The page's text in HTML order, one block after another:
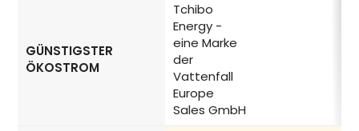
GÜNSTIGSTER
ÖKOSTROM
Tchibo
Energy -
eine Marke
der
Vattenfall
Europe
Sales GmbH